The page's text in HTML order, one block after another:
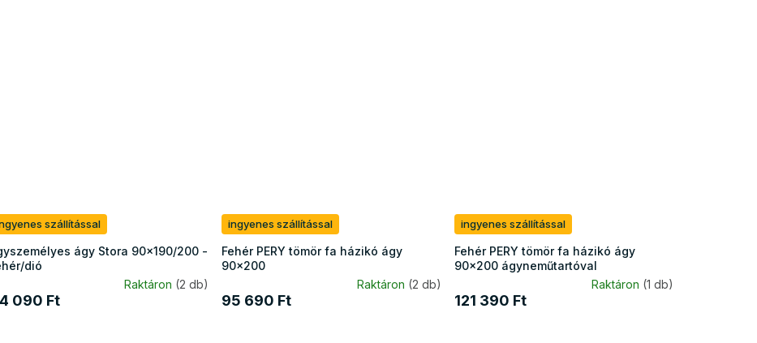
szállítással
ágy Stora 90x190/200 -
dió
Raktáron (2 db)
090 Ft
ingyenes szállítással
Fehér PERY tömör fa házikó ágy
90x200
Raktáron (2 db)
95 690 Ft
ingyenes szállítással
Fehér PERY tömör fa házikó ágy
90x200 ágyneműtartóval
Raktáron (1 db)
121 390 Ft